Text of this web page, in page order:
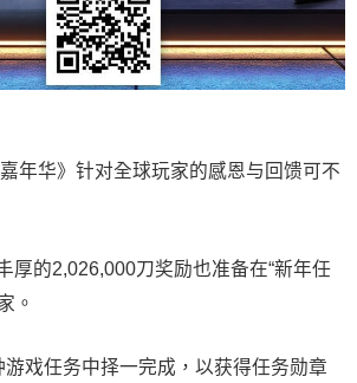
年华》针对全球玩家的感恩与回馈可不
厚的2,026,000刀奖励也准备在“新年任
。
游戏任务中择一完成，以获得任务勋章